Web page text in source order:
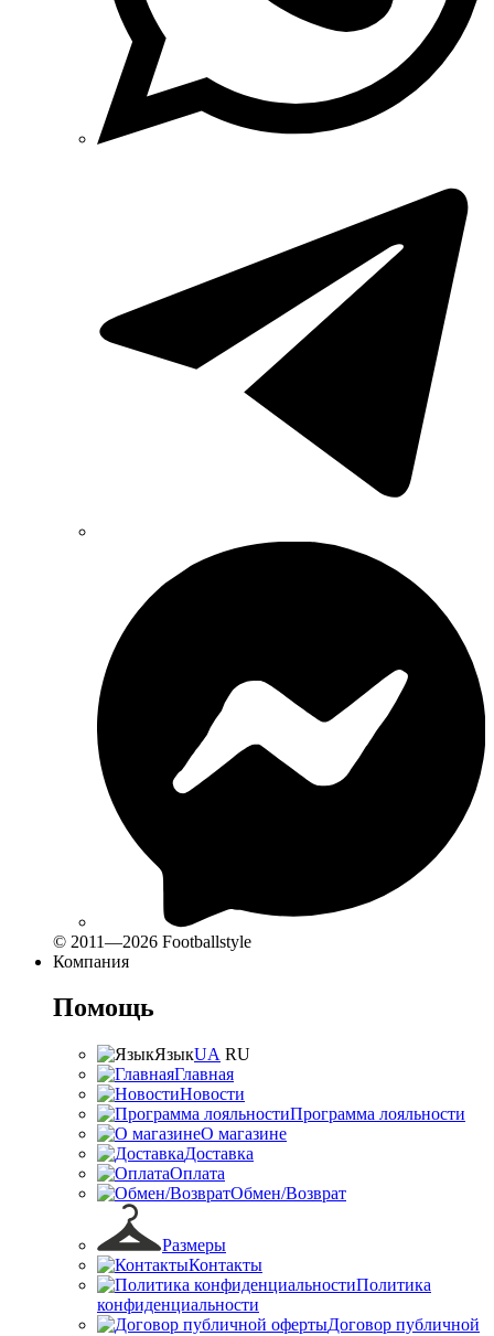
© 2011—2026 Footballstyle
Компания
Помощь
ЯзыкUA RU
Главная
Новости
Программа лояльности
О магазине
Доставка
Оплата
Обмен/Возврат
Размеры
Контакты
Политика
конфиденциальности
Договор публичной